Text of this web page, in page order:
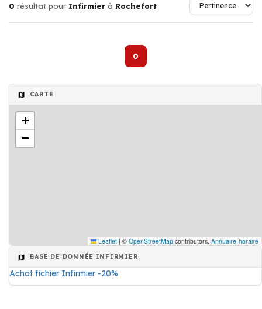
0 résultat pour Infirmier à Rochefort
0
CARTE
+
−
Leaflet | © OpenStreetMap contributors, Annuaire-horaire
BASE DE DONNÉE INFIRMIER
Achat fichier Infirmier -20%